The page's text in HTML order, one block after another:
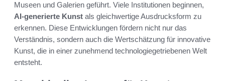
Museen und Galerien geführt. Viele Institutionen beginnen,
AI-generierte Kunst als gleichwertige Ausdrucksform zu
erkennen. Diese Entwicklungen fördern nicht nur das
Verständnis, sondern auch die Wertschätzung für innovative
Kunst, die in einer zunehmend technologiegetriebenen Welt
entsteht.